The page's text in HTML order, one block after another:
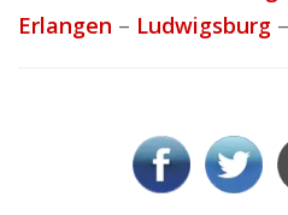
Erlangen – Ludwigsburg –